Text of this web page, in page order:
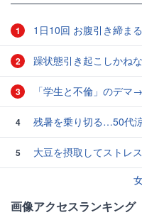
1 1日10回 お腹引き締ま
2 躁状態引き起こしかね
3 「学生と不倫」のデマ
4 残暑を乗り切る…50代
5
大豆を摂取してストレ
画像アクセスランキング